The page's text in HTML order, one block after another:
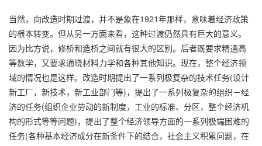
当然，向改造时期过渡，并不是象在1921年那样，意味着经济政策
的根本转变。但从另一方面来看，这种过渡仍然具有巨大的意义。
因为比方说，修桥和造桥之间就有很大的区别。后者既要求精通高
等数学，又要求通晓材料力学和各种其他知识。现在，整个经济领
域的情况也是这样。改造时期提出了一系列极复杂的技术任务(设计
新工厂，新技术，新工业部门等)，提出了一系列极复杂的组织－经
济的任务(组织企业劳动的新制度，工业的标准、分区，整个经济机
构的形式等等问题)，提出了整个经济领导方面的一系列极端困难的
任务(各种基本经济成分在新条件下的结合，社会主义积累问题，在